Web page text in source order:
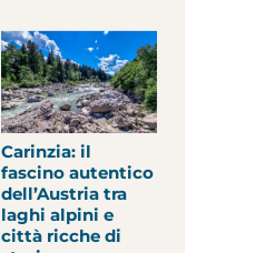
Carinzia: il
fascino autentico
dell’Austria tra
laghi alpini e
città ricche di